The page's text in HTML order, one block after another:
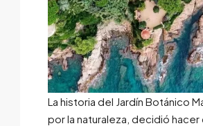
La historia del Jardín Botánico
por la naturaleza, decidió hacer